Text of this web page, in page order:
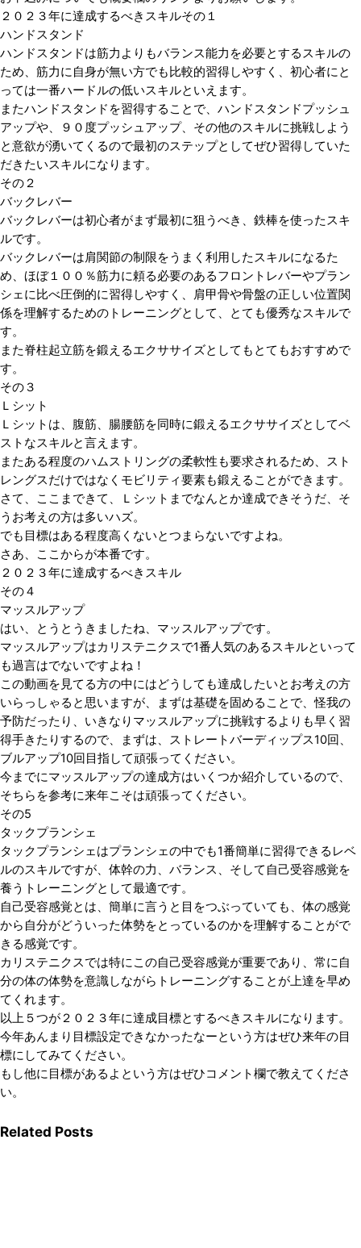
２０２３年に達成するべきスキルその１
ハンドスタンド
ハンドスタンドは筋力よりもバランス能力を必要とするスキルの
ため、筋力に自身が無い方でも比較的習得しやすく、初心者にと
っては一番ハードルの低いスキルといえます。
またハンドスタンドを習得することで、ハンドスタンドプッシュ
アップや、９０度プッシュアップ、その他のスキルに挑戦しよう
と意欲が湧いてくるので最初のステップとしてぜひ習得していた
だきたいスキルになります。
その２
バックレバー
バックレバーは初心者がまず最初に狙うべき、鉄棒を使ったスキ
ルです。
バックレバーは肩関節の制限をうまく利用したスキルになるた
め、ほぼ１００％筋力に頼る必要のあるフロントレバーやプラン
シェに比べ圧倒的に習得しやすく、肩甲骨や骨盤の正しい位置関
係を理解するためのトレーニングとして、とても優秀なスキルで
す。
また脊柱起立筋を鍛えるエクササイズとしてもとてもおすすめで
す。
その３
Ｌシット
Ｌシットは、腹筋、腸腰筋を同時に鍛えるエクササイズとしてベ
ストなスキルと言えます。
またある程度のハムストリングの柔軟性も要求されるため、スト
レングスだけではなくモビリティ要素も鍛えることができます。
さて、ここまできて、Ｌシットまでなんとか達成できそうだ、そ
うお考えの方は多いハズ。
でも目標はある程度高くないとつまらないですよね。
さあ、ここからが本番です。
２０２３年に達成するべきスキル
その４
マッスルアップ
はい、とうとうきましたね、マッスルアップです。
マッスルアップはカリステニクスで1番人気のあるスキルといって
も過言はでないですよね！
この動画を見てる方の中にはどうしても達成したいとお考えの方
いらっしゃると思いますが、まずは基礎を固めることで、怪我の
予防だったり、いきなりマッスルアップに挑戦するよりも早く習
得手きたりするので、まずは、ストレートバーディップス10回、
ブルアップ10回目指して頑張ってください。
今までにマッスルアップの達成方はいくつか紹介しているので、
そちらを参考に来年こそは頑張ってください。
その5
タックプランシェ
タックプランシェはプランシェの中でも1番簡単に習得できるレベ
ルのスキルですが、体幹の力、バランス、そして自己受容感覚を
養うトレーニングとして最適です。
自己受容感覚とは、簡単に言うと目をつぶっていても、体の感覚
から自分がどういった体勢をとっているのかを理解することがで
きる感覚です。
カリステニクスでは特にこの自己受容感覚が重要であり、常に自
分の体の体勢を意識しながらトレーニングすることが上達を早め
てくれます。
以上５つが２０２３年に達成目標とするべきスキルになります。
今年あんまり目標設定できなかったなーという方はぜひ来年の目
標にしてみてください。
もし他に目標があるよという方はぜひコメント欄で教えてくださ
い。
Related Posts